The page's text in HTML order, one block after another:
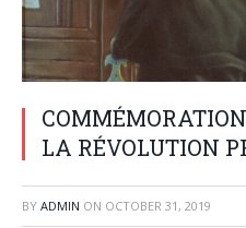
LA RÉVOLUTION
BY ADMIN ON OCTOBER 31, 2019